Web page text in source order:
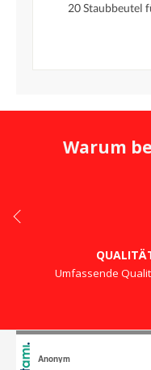
20 Staubbeutel
Warum
Umfassende